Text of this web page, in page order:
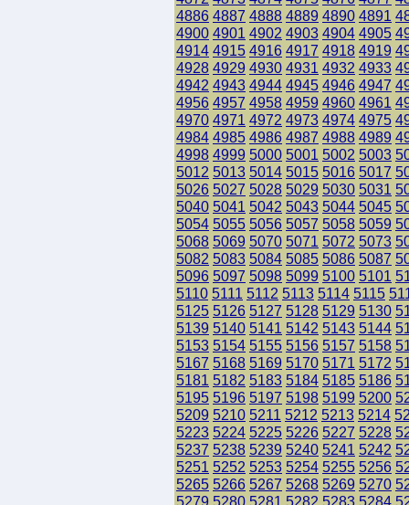
4886 4887 4888 4889 4890 4891
4900 4901 4902 4903 4904 4905
4914 4915 4916 4917 4918 4919
4928 4929 4930 4931 4932 4933
4942 4943 4944 4945 4946 4947
4956 4957 4958 4959 4960 4961
4970 4971 4972 4973 4974 4975
4984 4985 4986 4987 4988 4989
4998 4999 5000 5001 5002 5003
5012 5013 5014 5015 5016 5017
5026 5027 5028 5029 5030 5031
5040 5041 5042 5043 5044 5045
5054 5055 5056 5057 5058 5059
5068 5069 5070 5071 5072 5073
5082 5083 5084 5085 5086 5087
5096 5097 5098 5099 5100 5101
5110 5111 5112 5113 5114 5115
5125 5126 5127 5128 5129 5130
5139 5140 5141 5142 5143 5144
5153 5154 5155 5156 5157 5158
5167 5168 5169 5170 5171 5172
5181 5182 5183 5184 5185 5186
5195 5196 5197 5198 5199 5200
5209 5210 5211 5212 5213 5214
5223 5224 5225 5226 5227 5228
5237 5238 5239 5240 5241 5242
5251 5252 5253 5254 5255 5256
5265 5266 5267 5268 5269 5270
5279 5280 5281 5282 5283 5284